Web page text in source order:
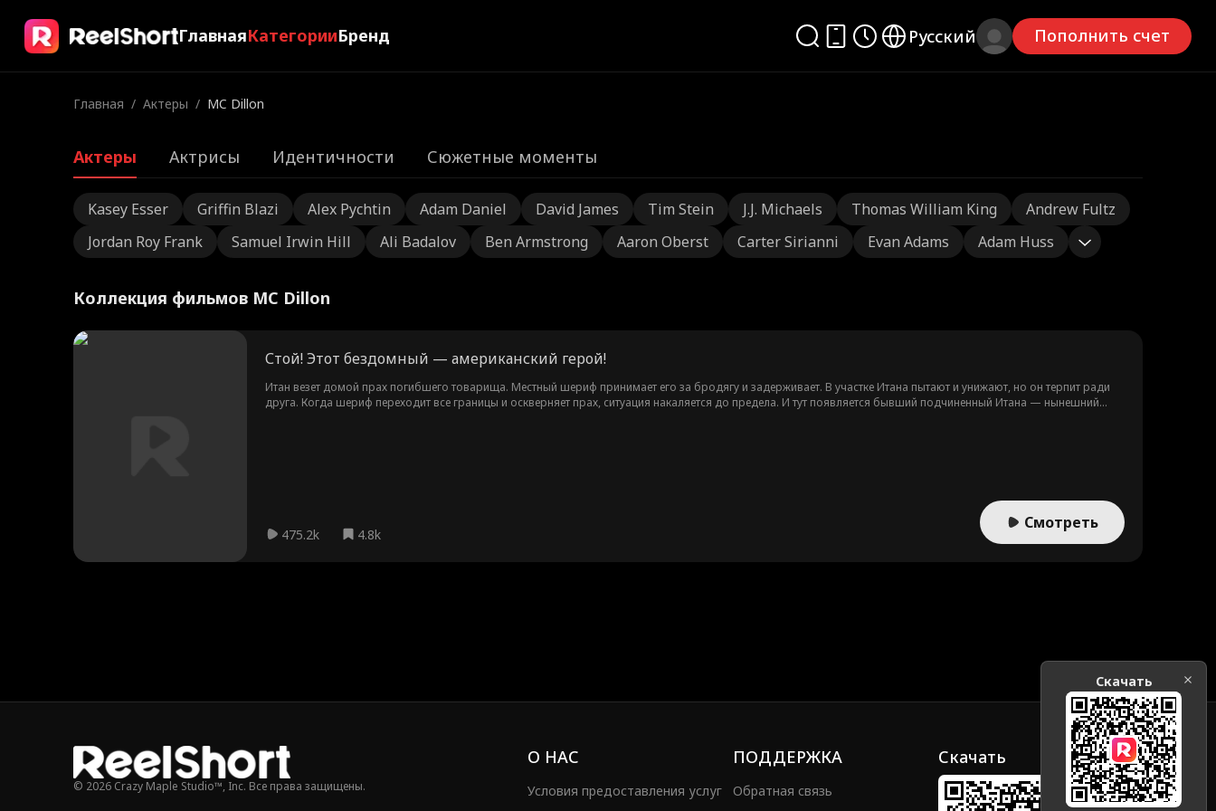
ГлавнаяКатегорииБренд Русский Пополнить счет
Главная / Актеры / MC Dillon
Актеры Актрисы Идентичности Сюжетные моменты
Kasey Esser Griffin Blazi Alex Pychtin Adam Daniel David James Tim Stein J.J. Michaels Thomas William King
Andrew Fultz
Jordan Roy Frank
Samuel Irwin Hill Ali Badalov Ben Armstrong Aaron Oberst Carter Sirianni Evan Adams Adam Huss
Коллекция фильмов MC Dillon
Стой! Этот бездомный — американский герой!
Итан везет домой прах погибшего товарища. Местный шериф принимает его за бродягу и задерживает. В участке Итана пытают и унижают, но он терпит ради
друга. Когда шериф переходит все границы и оскверняет прах, ситуация накаляется до предела. И тут появляется бывший подчиненный Итана — нынешний
475.2k 4.8k
Смотреть
© 2026 Crazy Maple Studio™, Inc. Все права защищены.
О НАС
Условия предоставления услуг
ПОДДЕРЖКА
Обратная связь
Скачать
Скачать